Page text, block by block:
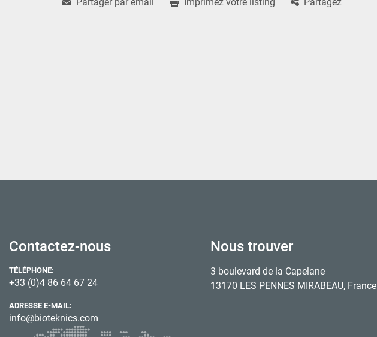
Contactez-nous
TÉLÉPHONE:
+33 (0)4 86 64 67 24
ADRESSE E-MAIL:
info@bioteknics.com
Nous trouver
3 boulevard de la Capelane
13170 LES PENNES MIRABEAU, France